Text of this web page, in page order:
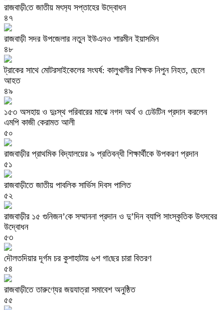
রাজবাড়ী‌তে জাতীয় মৎস‌্য সপ্তাহের উদ্বোধন
৪৭
রাজবাড়ী সদর উপজেলার নতুন ইউএনও শারমীন ইয়াসমিন
৪৮
ট্রাকের সাথে মোটরসাইকেলের সংঘর্ষ: কালুখালীর শিক্ষক নিপুন নিহত, ছেলে
আহত
৪৯
১৫৩ অসহায় ও দুঃস্থ পরিবারের মাঝে নগদ অর্থ ও ঢেউটিন প্রদান করলেন
এমপি কাজী কেরামত আলী
৫০
রাজবাড়ী‌র প্রাথমিক বিদ্যালয়ের ৯ প্রতিবন্ধী শিক্ষার্থীকে উপকরণ প্রদান
৫১
রাজবাড়ীতে জাতীয় পাবলিক সার্ভিস দিবস পালিত
৫২
রাজবাড়ীর ১৫ গুনিজন’কে সম্মাননা প্রদান ও দু’দিন ব্যাপি সাংস্কৃতিক উৎসবের
উদ্বোধন
৫৩
দৌলত‌দিয়ার দূর্গম চর কুশাহাটায় ৬শ গা‌ছের চারা বিতরণ
৫৪
রাজবাড়ীতে তারুণ্যের জয়যাত্রা সমাবেশ অনুষ্ঠিত
৫৫